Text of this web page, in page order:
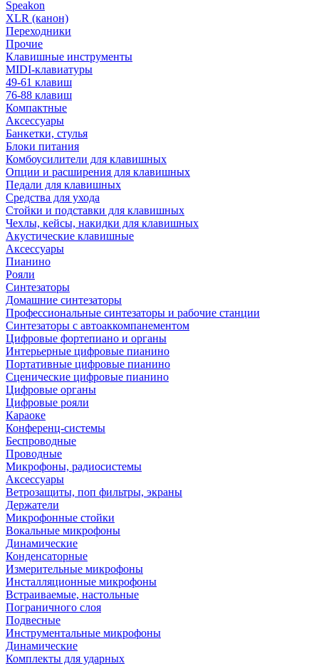
Speakon
XLR (канон)
Переходники
Прочие
Клавишные инструменты
MIDI-клавиатуры
49-61 клавиш
76-88 клавиш
Компактные
Аксессуары
Банкетки, стулья
Блоки питания
Комбоусилители для клавишных
Опции и расширения для клавишных
Педали для клавишных
Средства для ухода
Стойки и подставки для клавишных
Чехлы, кейсы, накидки для клавишных
Акустические клавишные
Аксессуары
Пианино
Рояли
Синтезаторы
Домашние синтезаторы
Профессиональные синтезаторы и рабочие станции
Синтезаторы с автоаккомпанементом
Цифровые фортепиано и органы
Интерьерные цифровые пианино
Портативные цифровые пианино
Сценические цифровые пианино
Цифровые органы
Цифровые рояли
Караоке
Конференц-системы
Беспроводные
Проводные
Микрофоны, радиосистемы
Аксессуары
Ветрозащиты, поп фильтры, экраны
Держатели
Микрофонные стойки
Вокальные микрофоны
Динамические
Конденсаторные
Измерительные микрофоны
Инсталляционные микрофоны
Встраиваемые, настольные
Пограничного слоя
Подвесные
Инструментальные микрофоны
Динамические
Комплекты для ударных